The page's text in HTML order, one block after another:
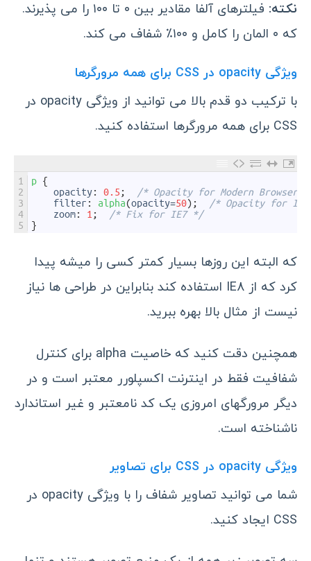
نکته:
فیلترهای آلفا مقادیر بین ۰ تا ۱۰۰ را می پذیرند.
که ۰ المان را کامل و ۱۰۰٪ شفاف می کند.
ویژگی opacity در CSS برای همه مرورگرها
با ترکیب دو قدم بالا می توانید از ویژگی opacity در
CSS برای همه مرورگرها استفاده کنید.
1
2
3
4
5
p {
opacity: 0.5 ;
/* Opacity for Modern Browsers
filter : alpha(opacity=50) ;
/* Opacity for
zoom: 1 ;
/* Fix for IE7 */
}
که البته این روزها بسیار کمتر کسی را میشه پیدا
کرد که از IE8 استفاده کند بنابراین در طراحی ها نیاز
نیست از مثال بالا بهره ببرید.
همچنین دقت کنید که خاصیت alpha برای کنترل
شفافیت فقط در اینترنت اکسپلورر معتبر است و در
دیگر مرورگهای امروزی یک کد نامعتبر و غیر استاندارد
ناشناخته است.
ویژگی opacity در CSS برای تصاویر
شما می توانید تصاویر شفاف را با ویژگی opacity در
CSS ایجاد کنید.